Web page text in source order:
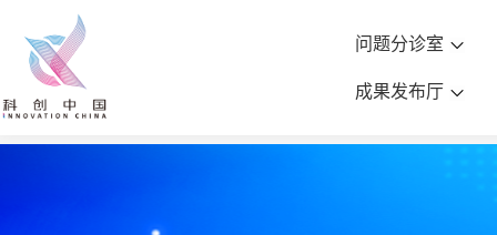
问题分诊室
成果发布厅